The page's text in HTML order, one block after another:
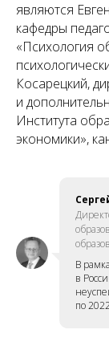
являются
кафедры
«Психология
Косарецкий,
и
Института
экономики»,
В
в
по